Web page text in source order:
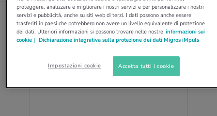
SPRECO ALIMENTARE
La maggior parte del cibo si spreca nelle case. Ecco
proteggere, analizzare e migliorare i nostri servizi e per personalizzare i nostri
servizi e pubblicità, anche su siti web di terzi. I dati possono anche essere
trasferiti in paesi che potrebbero non avere un livello equivalente di protezione
dei dati. Ulteriori informazioni si possono trovare nelle nostre informazioni sui
cookie | Dichiarazione integrativa sulla protezione dei dati Migros iMpuls
Impostazioni cookie Accetta tutti i cookie